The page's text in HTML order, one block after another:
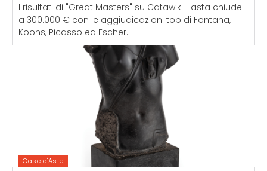
I risultati di "Great Masters" su Catawiki: l'asta chiude
a 300.000 € con le aggiudicazioni top di Fontana,
Koons, Picasso ed Escher.
Case d'Aste